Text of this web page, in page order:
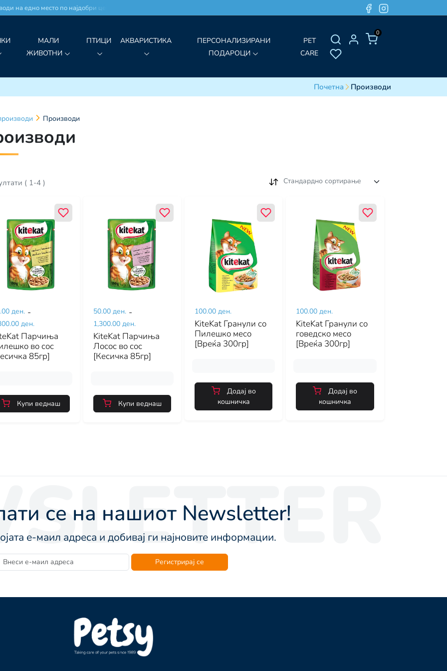
на едно место по најдобри цени!
0
МАЛИ
ЖИВОТНИ
ПТИЦИ АКВАРИСТИКА
ПЕРСОНАЛИЗИРАНИ
ПОДАРОЦИ
PET
CARE
Почетна Производи
Производи
( 1-4 ) Стандардно сортирање
ден. -
ден.
Парчиња
во сос
85гр]
Купи веднаш
50.00 ден. -
1,300.00 ден.
KiteKat Парчиња
Лосос во сос
[Кесичка 85гр]
Купи веднаш
100.00 ден.
KiteKat Гранули со
Пилешко месо
[Вреќа 300гр]
Додај во
кошничка
100.00 ден.
KiteKat Гранули со
говедско месо
[Вреќа 300гр]
Додај во
кошничка
се на нашиот Newsletter!
е-маил адреса и добивај ги најновите информации.
Регистрирај се